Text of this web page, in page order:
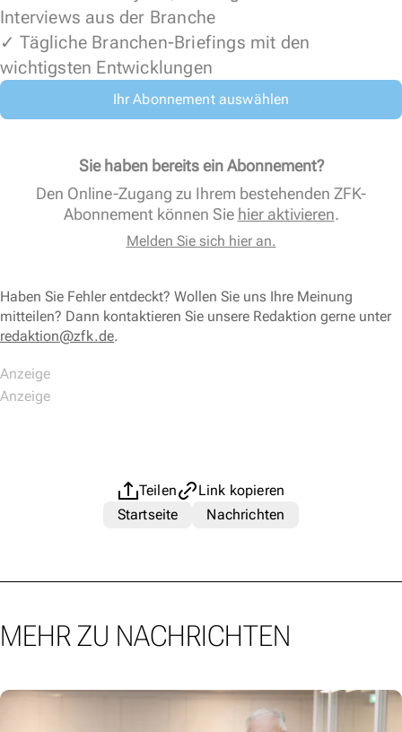
Interviews aus der Branche
✓ Tägliche Branchen-Briefings mit den
wichtigsten Entwicklungen
Ihr Abonnement auswählen
Sie haben bereits ein Abonnement?
Den Online-Zugang zu Ihrem bestehenden ZFK-
Abonnement können Sie hier aktivieren.
Melden Sie sich hier an.
Haben Sie Fehler entdeckt? Wollen Sie uns Ihre Meinung
mitteilen? Dann kontaktieren Sie unsere Redaktion gerne unter
redaktion@zfk.de.
Teilen
Link kopieren
Startseite
Nachrichten
MEHR ZU NACHRICHTEN